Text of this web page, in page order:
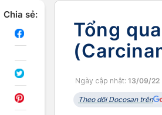
Chia sẻ:
Tổng
Ngày cập nhật: 13/09/22
Theo dõi Docosan trên